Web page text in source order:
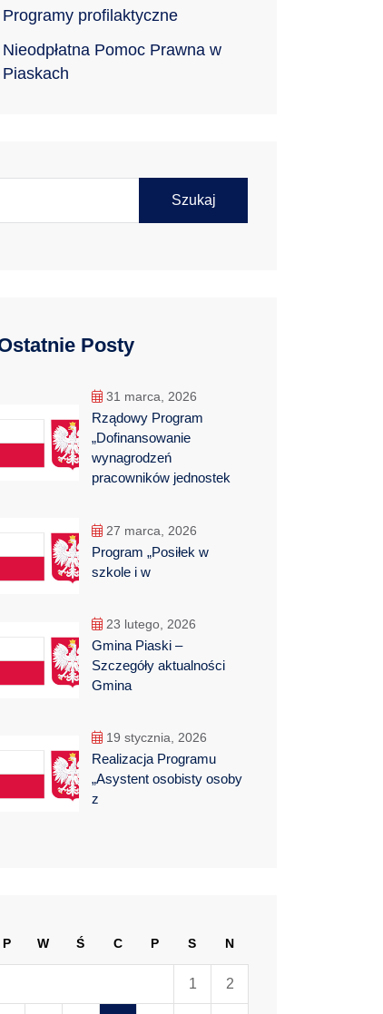
Programy profilaktyczne
Nieodpłatna Pomoc Prawna w
Piaskach
Szukaj
Posty
31 marca, 2026
Rządowy Program
„Dofinansowanie
wynagrodzeń
pracowników jednostek
27 marca, 2026
Program „Posiłek w
szkole i w
23 lutego, 2026
Gmina Piaski –
Szczegóły aktualności
Gmina
19 stycznia, 2026
Realizacja Programu
„Asystent osobisty osoby
z
P W Ś C P S N
1 2